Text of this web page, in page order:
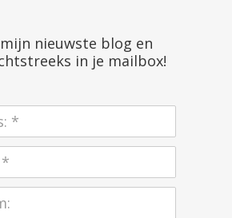
nieuwste blog en
in je mailbox!